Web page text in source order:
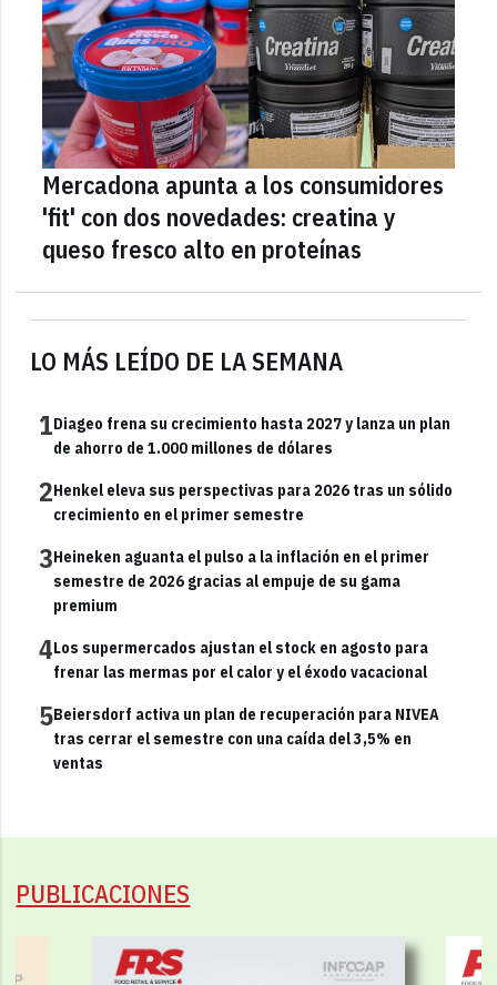
LO MÁS LEÍDO DE LA SEMANA
1Diageo frena su crecimiento hasta 2027 y lanza un plan
de ahorro de 1.000 millones de dólares
2Henkel eleva sus perspectivas para 2026 tras un sólido
crecimiento en el primer semestre
3Heineken aguanta el pulso a la inflación en el primer
semestre de 2026 gracias al empuje de su gama
premium
4Los supermercados ajustan el stock en agosto para
frenar las mermas por el calor y el éxodo vacacional
5Beiersdorf activa un plan de recuperación para NIVEA
tras cerrar el semestre con una caída del 3,5% en
ventas
Mercadona apunta a los consumidores
'fit' con dos novedades: creatina y
queso fresco alto en proteínas
PUBLICACIONES